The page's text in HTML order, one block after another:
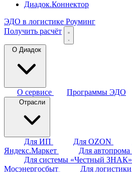
Диадок.Коннектор
ЭДО в логистике Роуминг
Получить расчёт
О Диадок
О сервисе Программы ЭДО
Отрасли
Для ИП Для OZON
Яндекс.Маркет
Для автопрома
Для системы «Честный ЗНАК»
Мосэнергосбыт
Для логистики